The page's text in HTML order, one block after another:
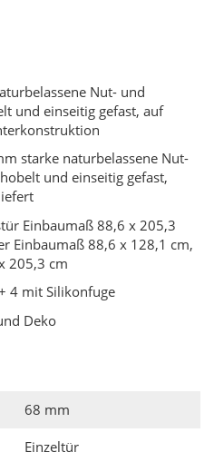
Nut- und
und einseitig gefast, auf
starke naturbelassene Nut-
und einseitig gefast,
Einbaumaß 88,6 x 205,3
Einbaumaß 88,6 x 128,1 cm,
205,3 cm
4 mit Silikonfuge
Deko
68 mm
Einzeltür